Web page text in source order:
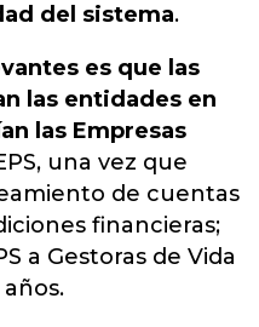
del sistema.
es que las
las entidades en
las Empresas
una vez que
de cuentas
financieras;
a Gestoras de Vida